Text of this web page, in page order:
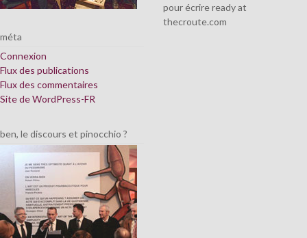
méta
Connexion
Flux des publications
Flux des commentaires
Site de WordPress-FR
ben, le discours et pinocchio ?
pour écrire ready at
thecroute.com